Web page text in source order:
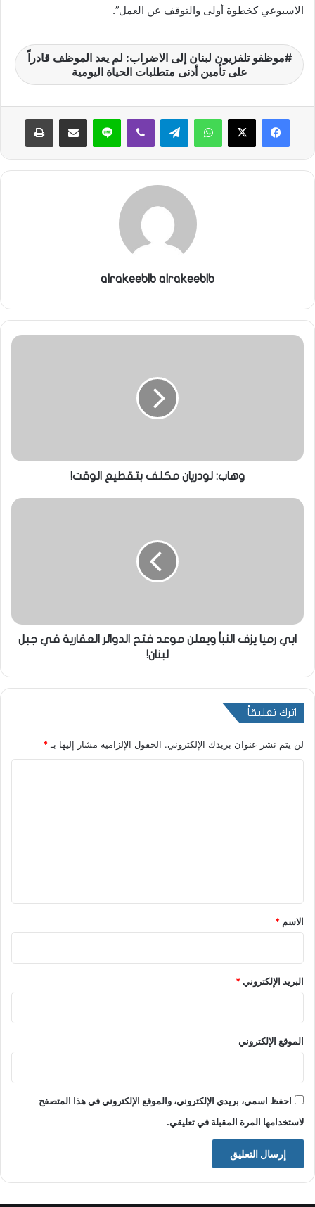
الاسبوعي كخطوة أولى والتوقف عن العمل”.
موظفو تلفزيون لبنان إلى الاضراب: لم يعد الموظف قادراً
على تأمين أدنى متطلبات الحياة اليومية
واتساب لاين
alrakeeblb alrakeeblb
وهاب: لودريان مكلف بتقطيع الوقت!
ابي رميا يزف النبأ ويعلن موعد فتح الدوائر العقارية في جبل
لبنان!
اترك تعليقاً
لن يتم نشر عنوان بريدك الإلكتروني. الحقول الإلزامية مشار إليها بـ*
*
الاسم *
البريد الإلكتروني*
الموقع الإلكتروني
احفظ اسمي، بريدي الإلكتروني، والموقع الإلكتروني في هذا المتصفح
لاستخدامها المرة المقبلة في تعليقي.